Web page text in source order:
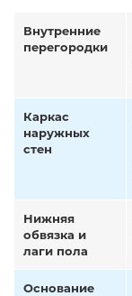
Внутренние
перегородки
Каркас
наружных
стен
Нижняя
обвязка и
лаги пола
Основание